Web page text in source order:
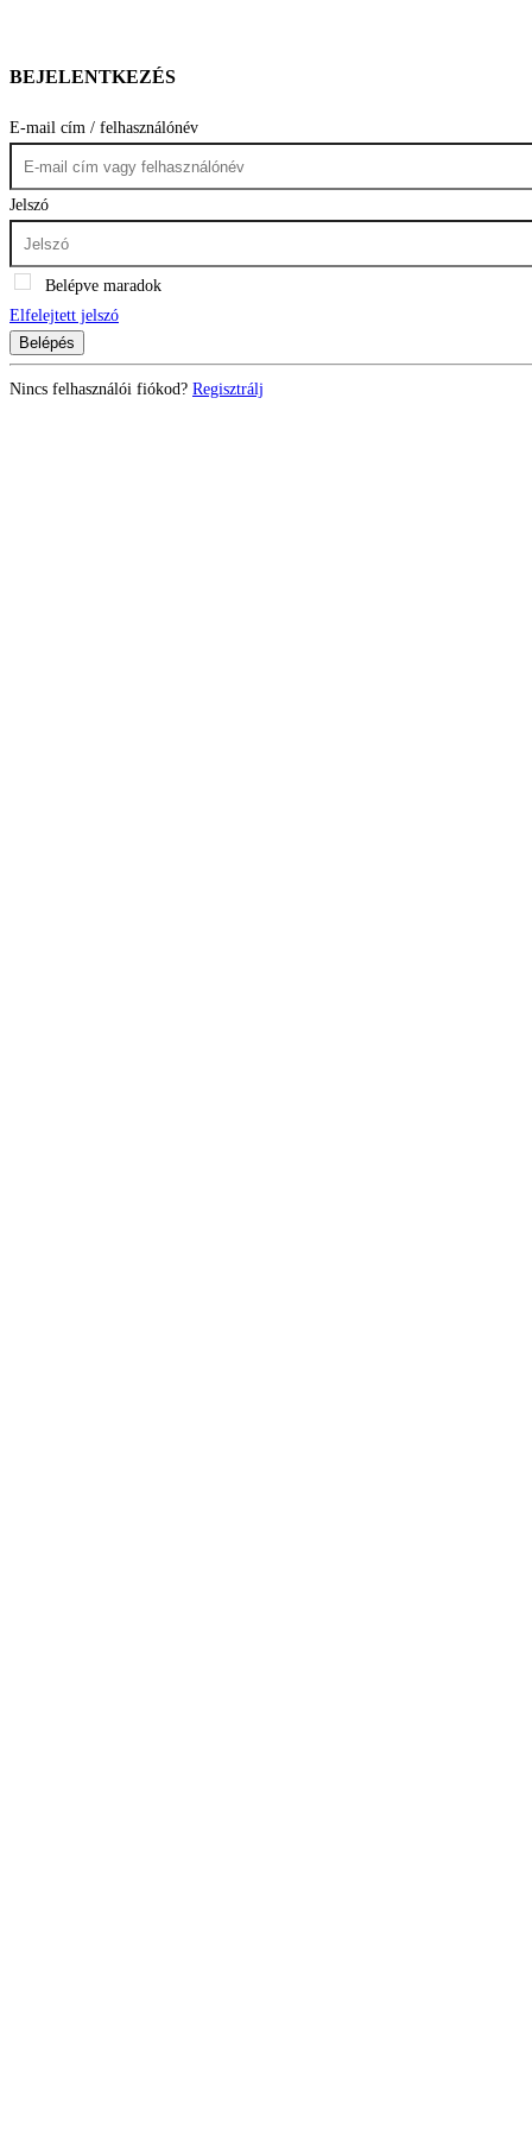
BEJELENTKEZÉS
E-mail cím / felhasználónév
Jelszó
Belépve maradok
Elfelejtett jelszó
Belépés
Nincs felhasználói fiókod? Regisztrálj